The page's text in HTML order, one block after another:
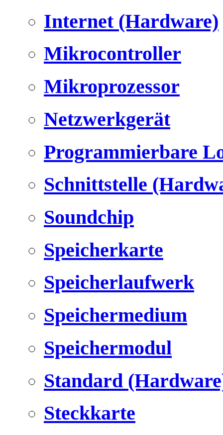
Internet (Hardware)
Mikrocontroller
Mikroprozessor
Netzwerkgerät
Programmierbare
Schnittstelle
Soundchip
Speicherkarte
Speicherlaufwerk
Speichermedium
Speichermodul
Standard
Steckkarte